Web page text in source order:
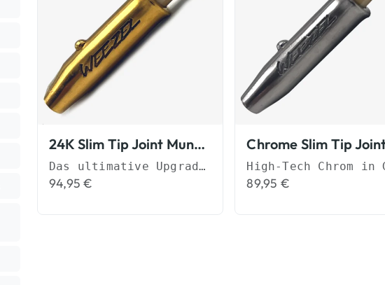
24K Slim Tip Joint Mundstück
Das ultimative Upgrade für Deinen Genuss
94,95€ 89,95 €